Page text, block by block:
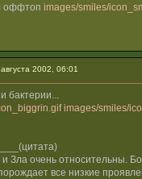
оффтоп images/smiles/
2002, 06:01
бактерии...
images/smiles/
Зла очень относительны.
все низкие